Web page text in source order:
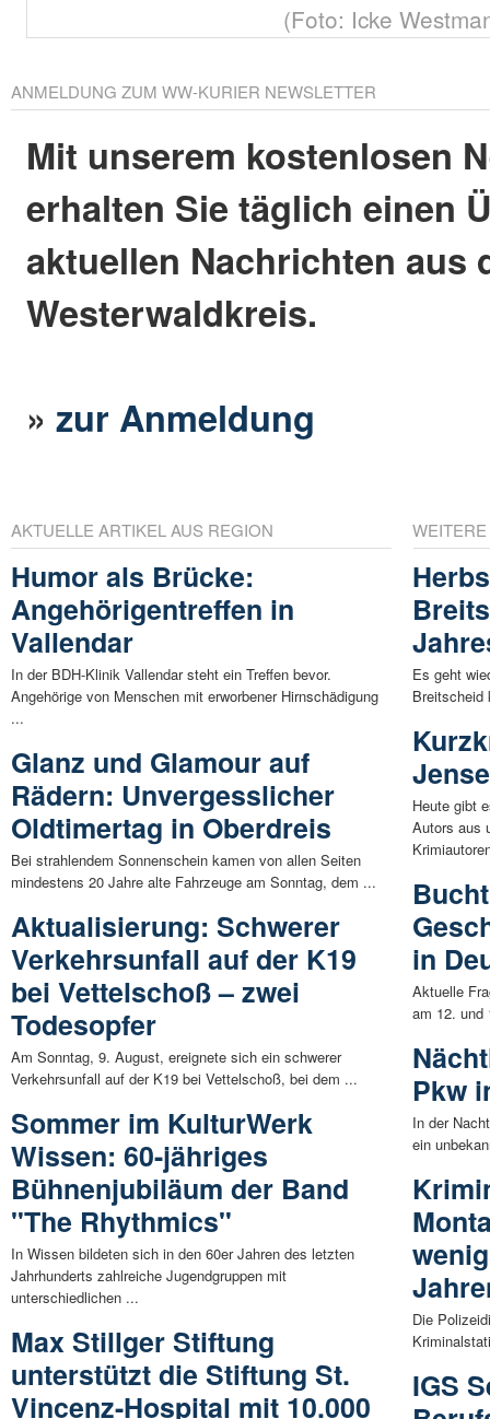
(Foto: Icke
ANMELDUNG ZUM WW-KURIER NEWSLETTER
Mit unserem kostenlosen
erhalten Sie täglich einen
aktuellen Nachrichten aus
Westerwaldkreis.
»zur Anmeldung
AKTUELLE ARTIKEL AUS REGION
Humor als Brücke:
Angehörigentreffen in
Vallendar
In der BDH-Klinik Vallendar steht ein Treffen bevor.
Angehörige von Menschen mit erworbener Hirnschädigung
...
Glanz und Glamour auf
Rädern: Unvergesslicher
Oldtimertag in Oberdreis
Bei strahlendem Sonnenschein kamen von allen Seiten
mindestens 20 Jahre alte Fahrzeuge am Sonntag, dem ...
Aktualisierung: Schwerer
Verkehrsunfall auf der K19
bei Vettelschoß – zwei
Todesopfer
Am Sonntag, 9. August, ereignete sich ein schwerer
Verkehrsunfall auf der K19 bei Vettelschoß, bei dem ...
Sommer im KulturWerk
Wissen: 60-jähriges
Bühnenjubiläum der Band
"The Rhythmics"
In Wissen bildeten sich in den 60er Jahren des letzten
Jahrhunderts zahlreiche Jugendgruppen mit
unterschiedlichen ...
Max Stillger Stiftung
unterstützt die Stiftung St.
Vincenz-Hospital mit 10.000
Es geht
Breitscheid
Heute gibt
Autors aus
in
Aktuelle
am 12. und
Pkw
In der
ein
Die
IGS